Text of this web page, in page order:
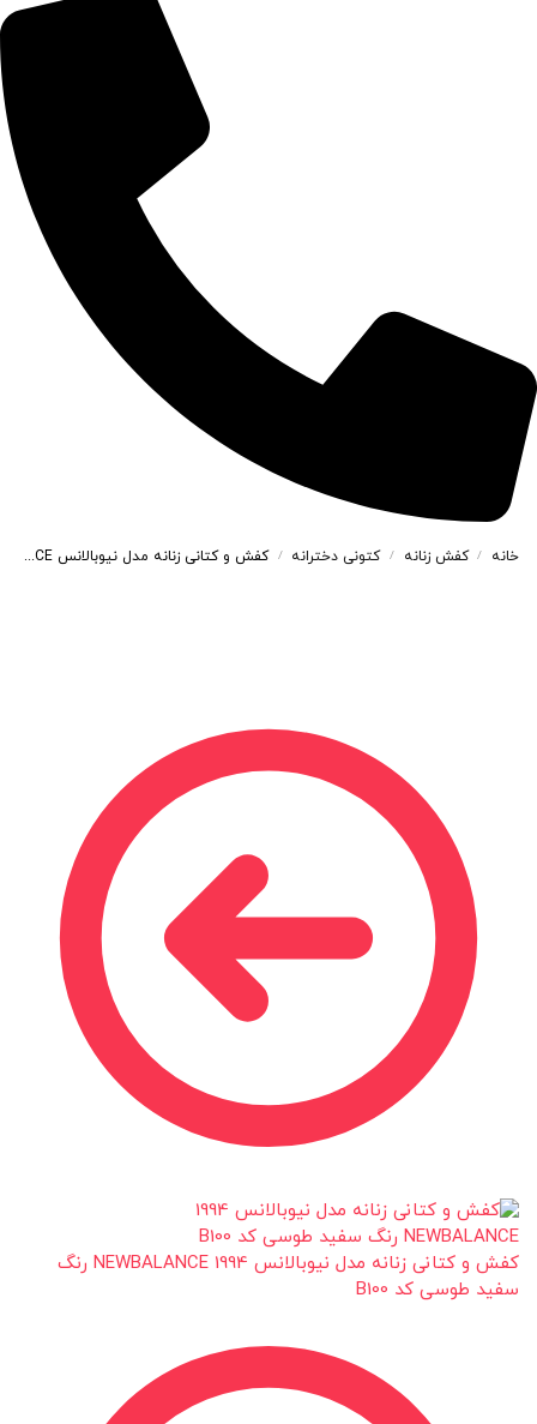
خانه / کفش زنانه / کتونی دخترانه / کفش و کتانی زنانه مدل نیوبالانس NEWBALANCE رنگ کرم کد B116
کفش و کتانی زنانه مدل نیوبالانس 1994 NEWBALANCE رنگ
سفید طوسی کد B100